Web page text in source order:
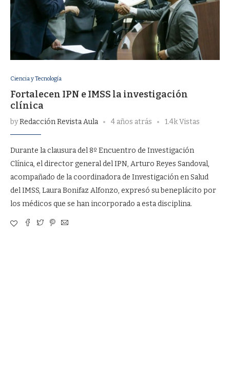
Ciencia y Tecnología
Fortalecen IPN e IMSS la investigación
clínica
byRedacción Revista Aula 4 años atrás 1.4k Vistas
Durante la clausura del 8º Encuentro de Investigación
Clínica, el director general del IPN, Arturo Reyes Sandoval,
acompañado de la coordinadora de Investigación en Salud
del IMSS, Laura Bonifaz Alfonzo, expresó su beneplácito por
los médicos que se han incorporado a esta disciplina.